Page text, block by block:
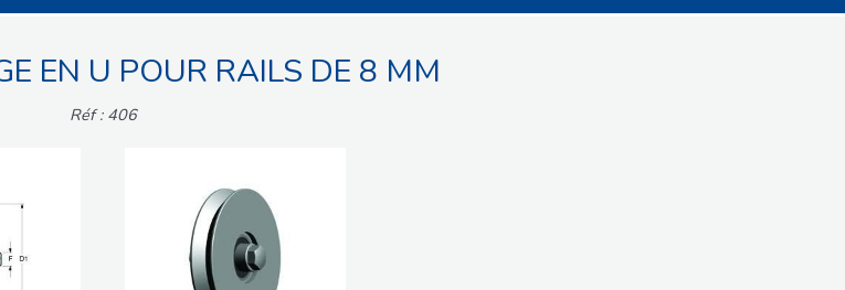
EN U POUR RAILS DE 8 MM
Réf : 406